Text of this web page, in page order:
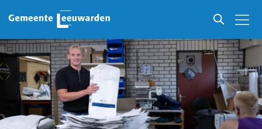
Ondernemers in Leeuwarden